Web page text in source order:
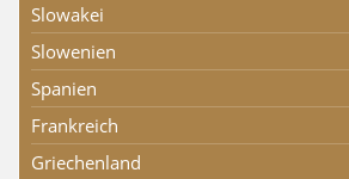
Slowakei
Slowenien
Spanien
Frankreich
Griechenland